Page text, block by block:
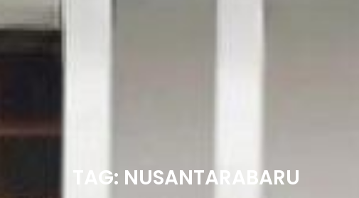
TAG: NUSANTARABARU